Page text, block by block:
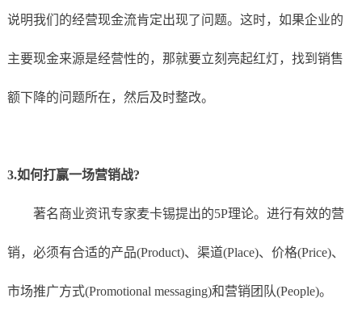
说明我们的经营现金流肯定出现了问题。这时，如果企业的
主要现金来源是经营性的，那就要立刻亮起红灯，找到销售
额下降的问题所在，然后及时整改。
3.如何打赢一场营销战?
著名商业资讯专家麦卡锡提出的5P理论。进行有效的营
销，必须有合适的产品(Product)、渠道(Place)、价格(Price)、
市场推广方式(Promotional messaging)和营销团队(People)。